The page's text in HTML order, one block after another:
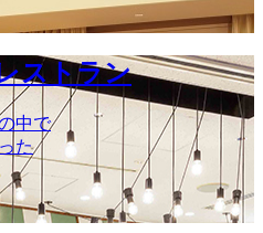
ストラン
中で
た